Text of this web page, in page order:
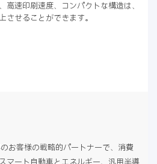
高速印刷速度、コンパクトな構造は、
させることができます。
お客様の戦略的パートナーで、消費
マート自動車とエネルギー、汎用半導